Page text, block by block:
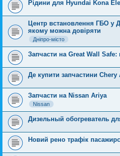
Рідини для Hyundai Kona
Центр встановлення ГБО у
якому можна довіряти
Дніпро-місто
Запчасти на Great Wall
Де купити запчастини Chery
Запчасти на Nissan Ariya
Nissan
Дизельный обогреватель
Новий рено трафік